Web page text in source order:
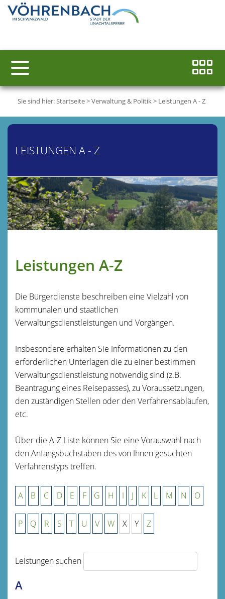
Sie sind hier:Startseite>Verwaltung & Politik> Leistungen A - Z
LEISTUNGEN A - Z
Leistungen A-Z
Die Bürgerdienste beschreiben eine Vielzahl von
kommunalen und staatlichen
Verwaltungsdienstleistungen und Vorgängen.
Insbesondere erhalten Sie Informationen zu den
erforderlichen Unterlagen die zu einer bestimmen
Verwaltungsdienstleistung notwendig sind (z.B.
Beantragung eines Reisepasses), zu Voraussetzungen,
den zuständigen Stellen oder den Verfahrensabläufen,
etc.
Über die A-Z Liste können Sie eine Vorauswahl nach
den Anfangsbuchstaben des von Ihnen gesuchten
Verfahrenstyps treffen.
A B C D E F G H I J K L M N O
P Q R S T U V W X Y Z
Leistungen suchen
A